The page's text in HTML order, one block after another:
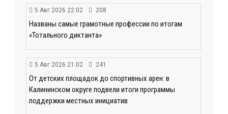
5 Авг 2026 22:02 208
Названы самые грамотные профессии по итогам
«Тотального диктанта»
5 Авг 2026 21:02 241
От детских площадок до спортивных арен: в
Калининском округе подвели итоги программы
поддержки местных инициатив